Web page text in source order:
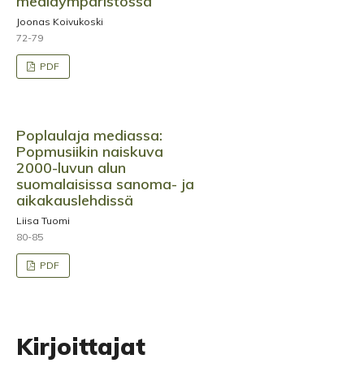
Joonas Koivukoski
72-79
PDF
Poplaulaja mediassa:
Popmusiikin naiskuva
2000-luvun alun
suomalaisissa sanoma- ja
aikakauslehdissä
Liisa Tuomi
80-85
PDF
Kirjoittajat